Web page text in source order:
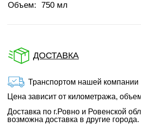
Объем: 750 мл
ДОСТАВКА
Транспортом нашей компании
Цена зависит от километража,
Доставка по г.Ровно и Ровенской
возможна доставка в другие города.